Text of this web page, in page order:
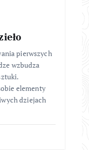
pierwszych
wzbudza
elementy
dziejach